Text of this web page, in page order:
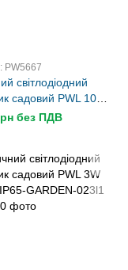
PW5667
світлодіодний
садовий PWL 10W
GARDEN-022B1
без ПДВ